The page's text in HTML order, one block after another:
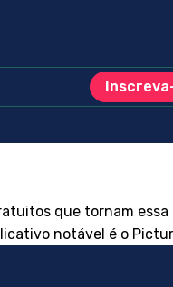
que tornam essa
notável é o